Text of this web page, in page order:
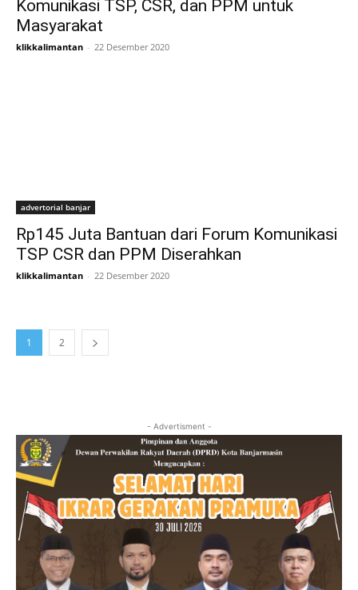
Komunikasi TSP, CSR, dan PPM untuk
Masyarakat
klikkalimantan - 22 Desember 2020
advertorial banjar
Rp145 Juta Bantuan dari Forum Komunikasi
TSP CSR dan PPM Diserahkan
klikkalimantan - 22 Desember 2020
1 2
- Advertisment -